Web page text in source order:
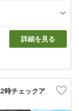
詳細を見る
時チェックア